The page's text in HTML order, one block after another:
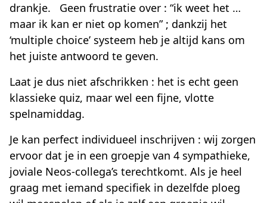
drankje. Geen frustratie over : “ik weet het …
maar ik kan er niet op komen” ; dankzij het
‘multiple choice’ systeem heb je altijd kans om
het juiste antwoord te geven.
Laat je dus niet afschrikken : het is echt geen
klassieke quiz, maar wel een fijne, vlotte
spelnamiddag.
Je kan perfect individueel inschrijven : wij zorgen
ervoor dat je in een groepje van 4 sympathieke,
joviale Neos-collega’s terechtkomt. Als je heel
graag met iemand specifiek in dezelfde ploeg